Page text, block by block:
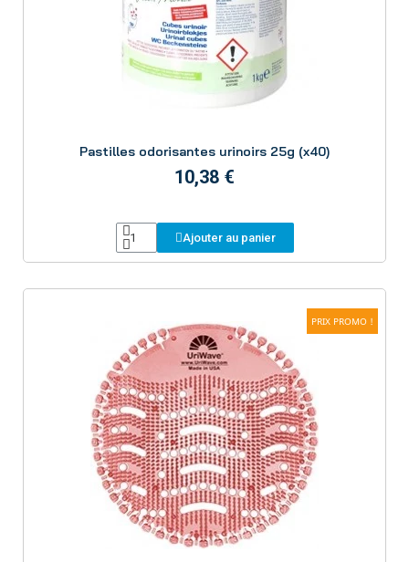
Pastilles odorisantes urinoirs 25g (x40)
10,38 €
Ajouter au panier
PRIX PROMO !